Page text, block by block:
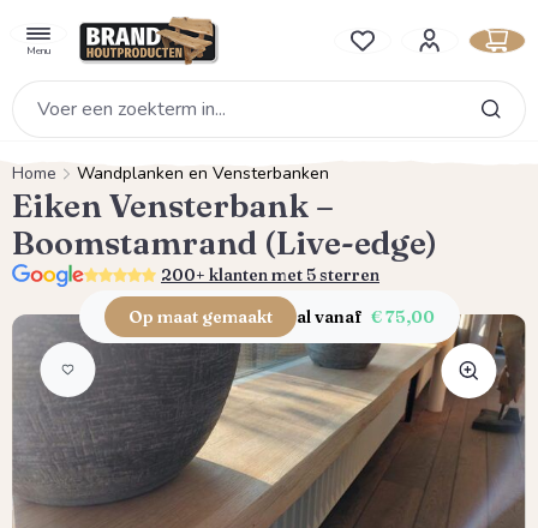
Menu Je hebt 0 items op je
Home Wandplanken en Vensterbanken
Eiken Vensterbank –
Boomstamrand (Live-edge)
5.0 200+ klanten met 5 sterren
Afbeeldingengalerij overslaan
Op maat gemaakt al vanaf € 75,00